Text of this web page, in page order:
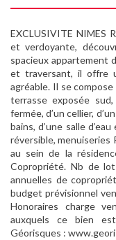
EXCLUSIVITE NIMES
et verdoyante,
spacieux appartement
et traversant, il offre
agréable. Il se
terrasse exposée
fermée, d’un cellier,
bains, d’une salle
réversible,
au sein de la
Copropriété. Nb de
annuelles de
budget prévisionnel
Honoraires charge
auxquels ce bien
Géorisques :